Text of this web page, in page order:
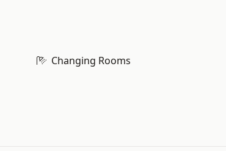
Changing Rooms